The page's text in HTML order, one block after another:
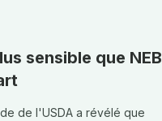
sensible que NEB
de l'USDA a révélé que